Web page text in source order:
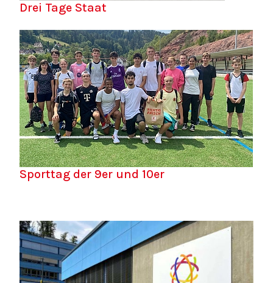
Drei Tage Staat
Sporttag der 9er und 10er